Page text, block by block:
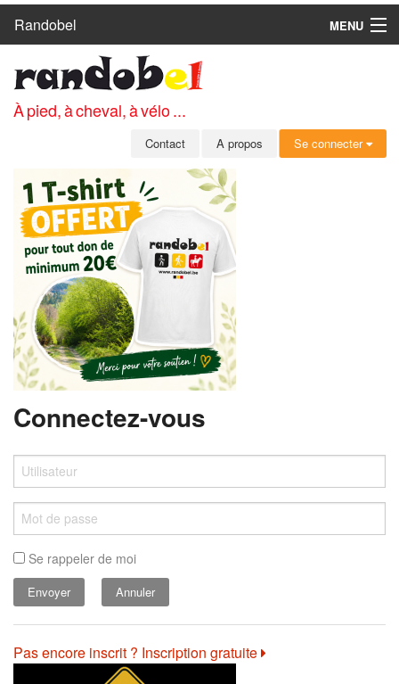
Randobel
MENU
CIRCUITS
CLUBS
MEMBRES
SE CONNECTER
INSCRIPTION GRATUITE
MOT DE PASSE OUBLIÉ
À pied, à cheval, à vélo ...
Contact A propos Se connecter
Connectez-vous
Se rappeler de moi
Annuler
Pas encore inscrit ? Inscription gratuite